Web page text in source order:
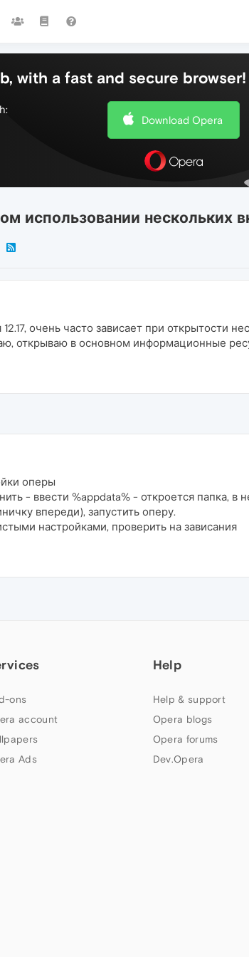
with a fast and secure browser!
Download Opera
использовании нескольких
очень часто зависает при открытости
открываю в основном информационные
оперы
- ввести %appdata% - откроется папка,
впереди), запустить оперу.
настройками, проверить на зависания
ons
account
Ads
Help
Help & support
Opera blogs
Opera forums
Dev.Opera